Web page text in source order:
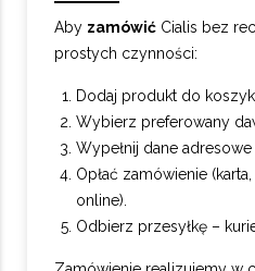
Aby zamówić Cialis bez
prostych czynności:
Dodaj produkt do
Wybierz preferowany
Wypełnij dane
Opłać zamówienie
online).
Odbierz przesyłkę –